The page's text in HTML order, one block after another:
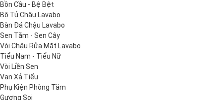
Bồn Cầu - Bệ Bệt
Bộ Tủ Chậu Lavabo
Bàn Đá Chậu Lavabo
Sen Tắm - Sen Cây
Vòi Chậu Rửa Mặt Lavabo
Tiểu Nam - Tiểu Nữ
Vòi Liền Sen
Van Xả Tiểu
Phụ Kiện Phòng Tắm
Gương Soi